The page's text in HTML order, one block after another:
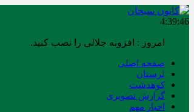
4:39:47
امروز : افزونه جلالی را نصب کنید.
صفحه اصلی
لرستان
کوهدشت
گزارش تصویری
اخبار مهم